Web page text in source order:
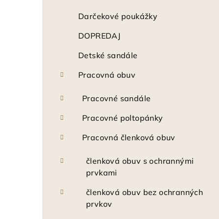
Darčekové poukážky
DOPREDAJ
Detské sandále
Pracovná obuv
Pracovné sandále
Pracovné poltopánky
Pracovná členková obuv
členková obuv s ochrannými
prvkami
členková obuv bez ochranných
prvkov